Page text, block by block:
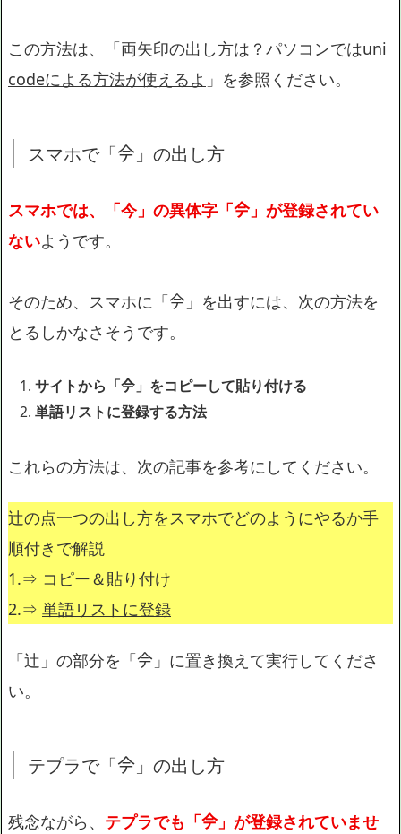
この方法は、「両矢印の出し方は？パソコンではuni
codeによる方法が使えるよ 」を参照ください。
スマホで「𫝆」の出し方
スマホでは、「今」の異体字「𫝆」が登録されてい
ないようです。
そのため、スマホに「𫝆」を出すには、次の方法を
とるしかなさそうです。
サイトから「𫝆」をコピーして貼り付ける
単語リストに登録する方法
これらの方法は、次の記事を参考にしてください。
辻の点一つの出し方をスマホでどのようにやるか手
順付きで解説
1.⇒ コピー＆貼り付け
2.⇒ 単語リストに登録
「辻」の部分を「𫝆」に置き換えて実行してくださ
い。
テプラで「𫝆」の出し方
残念ながら、 テプラでも「𫝆」が登録されていませ